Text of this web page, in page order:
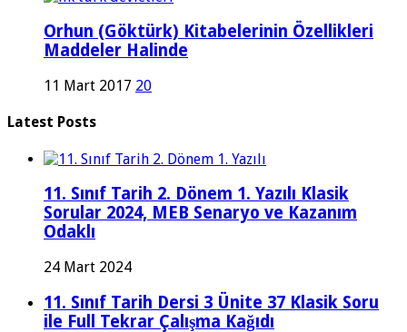
Orhun (Göktürk) Kitabelerinin Özellikleri
Maddeler Halinde
11 Mart 2017 20
Latest Posts
11. Sınıf Tarih 2. Dönem 1. Yazılı Klasik
Sorular 2024, MEB Senaryo ve Kazanım
Odaklı
24 Mart 2024
11. Sınıf Tarih Dersi 3 Ünite 37 Klasik Soru
ile Full Tekrar Çalışma Kağıdı